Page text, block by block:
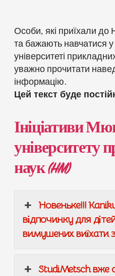
Особи, які приїхали до
та бажають навчатися
університеті
уважно прочитати
інформацію.
Цей текст буде
Ініціативи
університету
наук (HM)
Новеньке!!!
відпочинку для
вимушених виїхати
StudiMetsch вже